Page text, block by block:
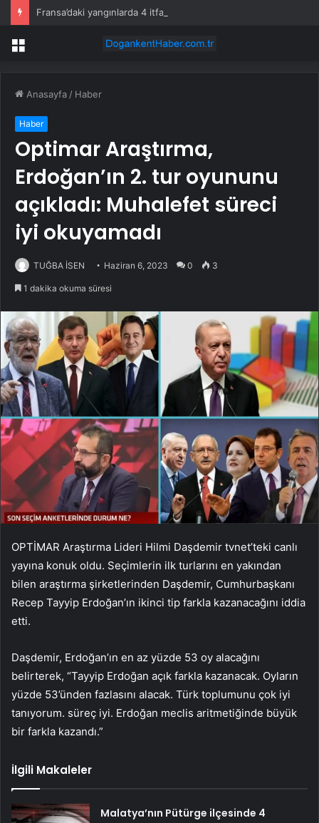
Fransa’daki yangınlarda 4 itfaiye eri hayatını kaybetti
Menü
Anasayfa / Haber
Haber
Optimar Araştırma,
Erdoğan’ın 2. tur oyununu
açıkladı: Muhalefet süreci
iyi okuyamadı
TUĞBA İSEN Haziran 6, 2023 0 3
1 dakika okuma süresi
OPTİMAR Araştırma Lideri Hilmi Daşdemir tvnet’teki canlı
yayına konuk oldu. Seçimlerin ilk turlarını en yakından
bilen araştırma şirketlerinden Daşdemir, Cumhurbaşkanı
Recep Tayyip Erdoğan’ın ikinci tip farkla kazanacağını iddia
etti.
Daşdemir, Erdoğan’ın en az yüzde 53 oy alacağını
belirterek, “Tayyip Erdoğan açık farkla kazanacak. Oyların
yüzde 53’ünden fazlasını alacak. Türk toplumunu çok iyi
tanıyorum. süreç iyi. Erdoğan meclis aritmetiğinde büyük
bir farkla kazandı.”
İlgili Makaleler
Malatya’nın Pütürge ilçesinde 4